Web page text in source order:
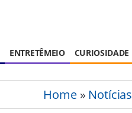
ENTRETÊMEIO CURIOSIDADE
Home» Notícias